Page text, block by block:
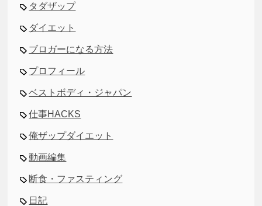
タダザップ
ダイエット
ブロガーになる方法
プロフィール
ベストボディ・ジャパン
仕事HACKS
俺ザップダイエット
動画編集
断食・ファスティング
日記